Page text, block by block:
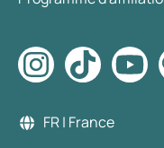
FR | France